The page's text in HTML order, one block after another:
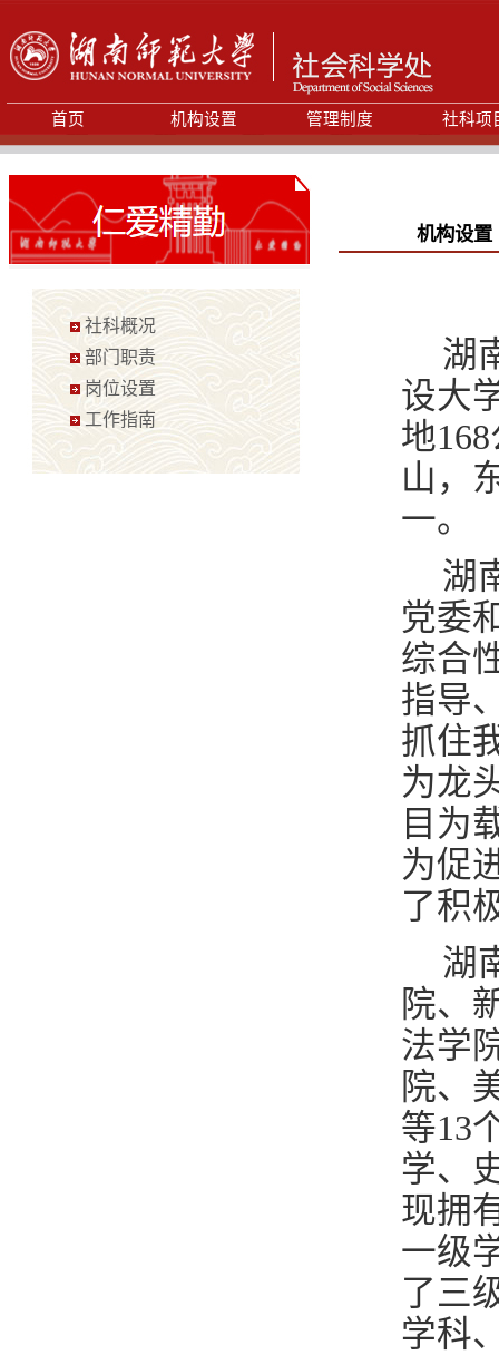
首页 机构设置 管理制度 社科项
社科概况
部门职责
岗位设置
工作指南
机构设置
湖
设大
地
山，
一。
湖
党委
综合
指导
抓住
为龙
目为
为促
了积
湖
院、
法学
院、
等13
学、
现拥
一级
了三
学科